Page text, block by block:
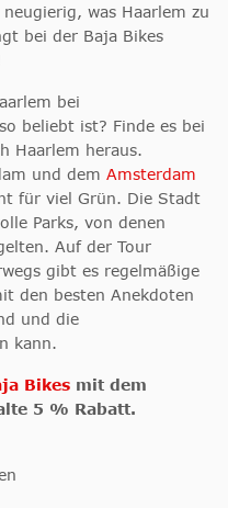
was Haarlem zu
bei der Baja Bikes
bei
beliebt ist? Finde es bei
Haarlem heraus.
und dem Amsterdam
für viel Grün. Die Stadt
Parks, von denen
Auf der Tour
gibt es regelmäßige
den besten Anekdoten
und die
kann.
Bikes mit dem
5 % Rabatt.